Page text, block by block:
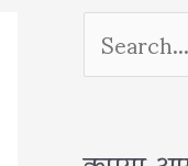
S
e